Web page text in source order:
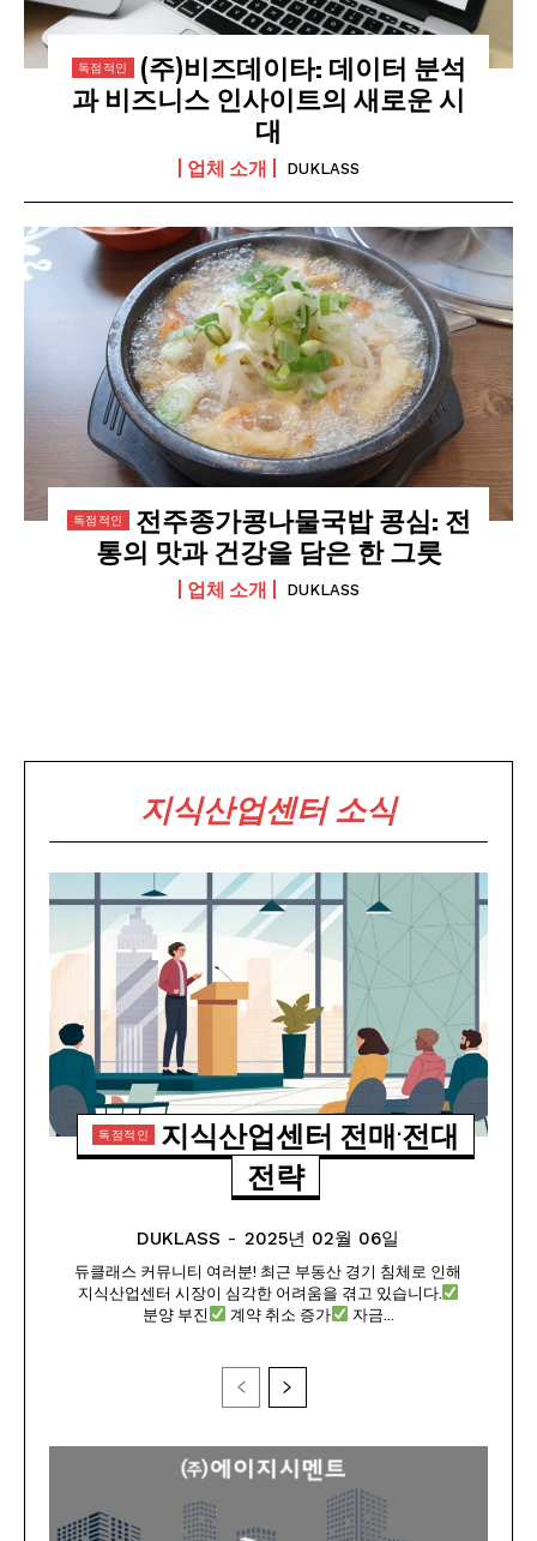
(주)비즈데이타: 데이터 분석
과 비즈니스 인사이트의 새로운 시
대
업체 소개 DUKLASS
전주종가콩나물국밥 콩심: 전
통의 맛과 건강을 담은 한 그릇
업체 소개 DUKLASS
지식산업센터 소식
지식산업센터 전매·전대
전략
DUKLASS - 2025년 02월 06일
듀클래스 커뮤니티 여러분! 최근 부동산 경기 침체로 인해
지식산업센터 시장이 심각한 어려움을 겪고 있습니다.
분양 부진
계약 취소 증가 자금...